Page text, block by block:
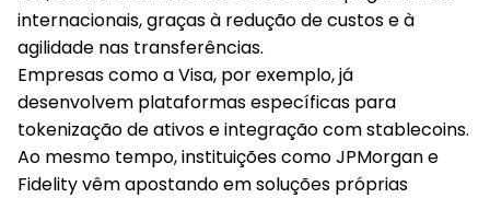
internacionais, graças à redução de custos e à
agilidade nas transferências.
Empresas como a Visa, por exemplo, já
desenvolvem plataformas específicas para
tokenização de ativos e integração com stablecoins.
Ao mesmo tempo, instituições como JPMorgan e
Fidelity vêm apostando em soluções próprias